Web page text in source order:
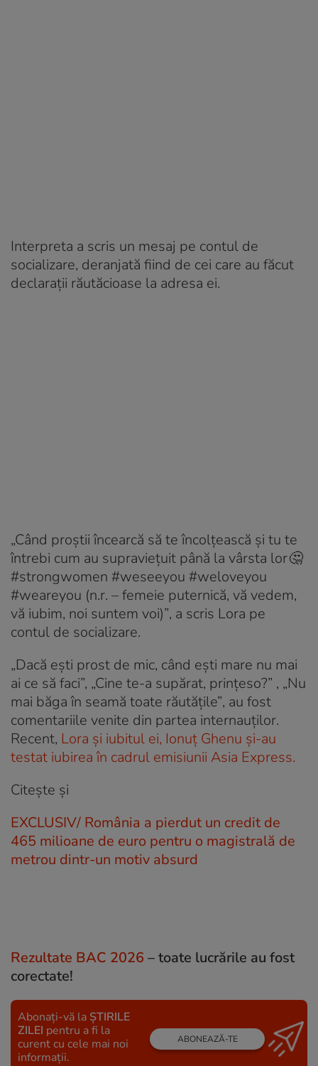
Interpreta a scris un mesaj pe contul de
socializare, deranjată fiind de cei care au făcut
declarații răutăcioase la adresa ei.
„Când proştii încearcă să te încolţească şi tu te
întrebi cum au supravieţuit până la vârsta lor🤔
#strongwomen #weseeyou #weloveyou
#weareyou (n.r. – femeie puternică, vă vedem,
vă iubim, noi suntem voi)”, a scris Lora pe
contul de socializare.
„Dacă eşti prost de mic, când eşti mare nu mai
ai ce să faci”, „Cine te-a supărat, prinţeso?” , „Nu
mai băga în seamă toate răutăţile”, au fost
comentariile venite din partea internauților.
Recent, Lora și iubitul ei, Ionuț Ghenu și-au
testat iubirea în cadrul emisiunii Asia Express.
Citește și
EXCLUSIV/ România a pierdut un credit de
465 milioane de euro pentru o magistrală de
metrou dintr-un motiv absurd
Rezultate BAC 2026 – toate lucrările au fost
corectate!
Abonați-vă la ȘTIRILE
ZILEI pentru a fi la
curent cu cele mai noi
informații.
ABONEAZĂ-TE